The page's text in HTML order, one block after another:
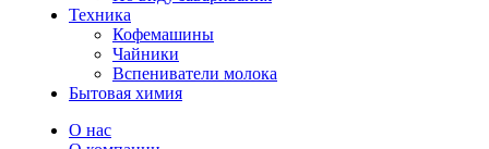
Техника
Кофемашины
Чайники
Вспениватели молока
Бытовая химия
О нас